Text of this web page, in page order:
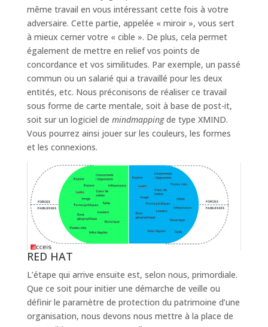
même travail en vous intéressant cette fois à votre
adversaire. Cette partie, appelée « miroir », vous sert
à mieux cerner votre « cible ». De plus, cela permet
également de mettre en relief vos points de
concordance et vos similitudes. Par exemple, un passé
commun ou un salarié qui a travaillé pour les deux
entités, etc. Nous préconisons de réaliser ce travail
sous forme de carte mentale, soit à base de post-it,
soit sur un logiciel de mindmappingde type XMIND.
Vous pourrez ainsi jouer sur les couleurs, les formes
et les connexions.
RED HAT
L’étape qui arrive ensuite est, selon nous, primordiale.
Que ce soit pour initier une démarche de veille ou
définir le paramètre de protection du patrimoine d’une
organisation, nous devons nous mettre à la place de